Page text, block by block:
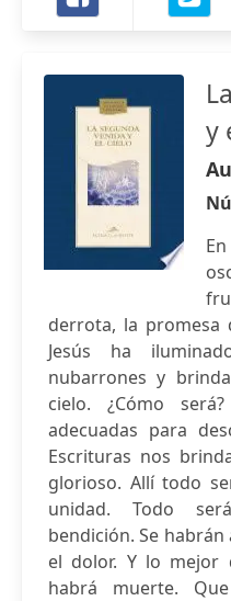
y
derrota, la promesa
Jesús ha
nubarrones y
cielo. ¿Cómo
adecuadas para
Escrituras nos
glorioso. Allí todo
unidad. Todo
bendición. Se
el dolor. Y lo mejor
habrá muerte.